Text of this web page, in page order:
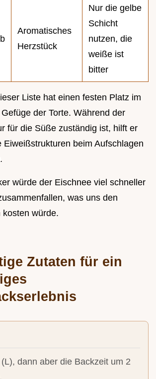
Aromatisches
Herzstück
Nur die gelbe
Schicht
nutzen, die
weiße ist
bitter
Liste hat einen festen Platz im
der Torte. Während der
für die Süße zuständig ist, hilft er
Eiweißstrukturen beim Aufschlagen
würde der Eischnee viel schneller
was uns den
würde.
Zutaten für ein
dann aber die Backzeit um 2